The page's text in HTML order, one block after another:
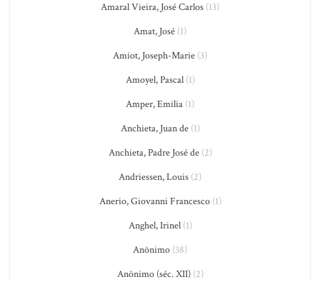
Amaral Vieira, José Carlos (13)
Amat, José (1)
Amiot, Joseph-Marie (3)
Amoyel, Pascal(1)
Amper, Emilia (1)
Anchieta, Juan de(1)
Anchieta, Padre José de(2)
Andriessen, Louis (2)
Anerio, Giovanni Francesco(1)
Anghel, Irinel(1)
Anônimo (38)
Anônimo (séc. XII)(2)